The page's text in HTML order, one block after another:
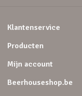
Klantenservice
Producten
Mijn account
Beerhouseshop.be